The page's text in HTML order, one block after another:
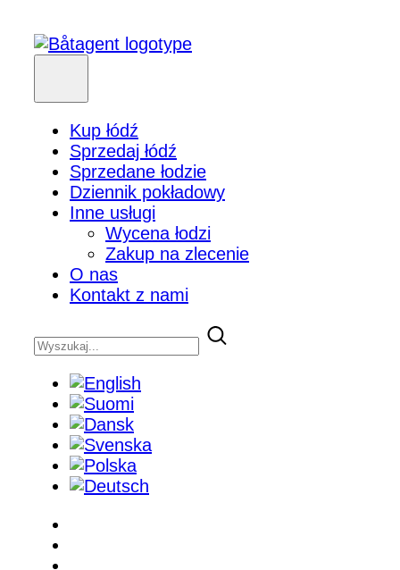
Kup łódź
Sprzedaj łódź
Sprzedane łodzie
Dziennik pokładowy
Inne usługi
Wycena łodzi
Zakup na zlecenie
O nas
Kontakt z nami